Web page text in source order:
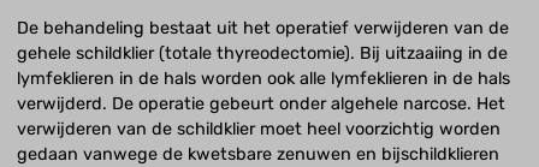
De behandeling bestaat uit het operatief verwijderen van de
gehele schildklier (totale thyreodectomie). Bij uitzaaiing in de
lymfeklieren in de hals worden ook alle lymfeklieren in de hals
verwijderd. De operatie gebeurt onder algehele narcose. Het
verwijderen van de schildklier moet heel voorzichtig worden
gedaan vanwege de kwetsbare zenuwen en bijschildklieren